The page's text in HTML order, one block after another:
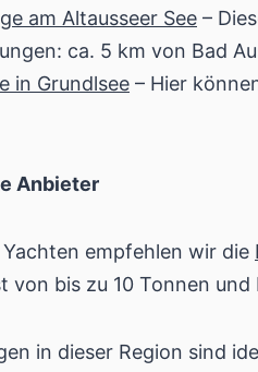
am Altausseer See –
ca. 5 km von Bad
in Grundlsee – Hier
Anbieter
empfehlen wir die
von bis zu 10 Tonnen
in dieser Region sind